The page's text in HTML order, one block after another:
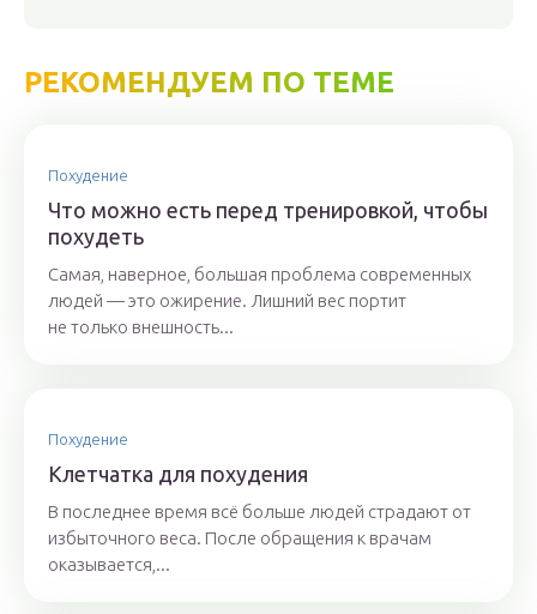
РЕКОМЕНДУЕМ ПО ТЕМЕ
Похудение
Что можно есть перед тренировкой, чтобы
похудеть
Самая, наверное, большая проблема современных
людей — это ожирение. Лишний вес портит
не только внешность...
Похудение
Клетчатка для похудения
В последнее время всё больше людей страдают от
избыточного веса. После обращения к врачам
оказывается,...